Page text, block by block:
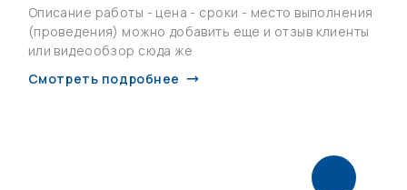
Описание работы - цена - сроки - место выполнения
(проведения) можно добавить еще и отзыв клиенты
или видеообзор сюда же
Смотреть подробнее